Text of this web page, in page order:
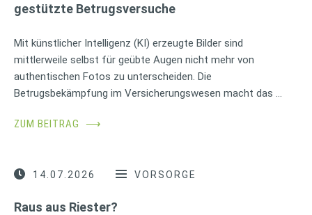
gestützte Betrugsversuche
Mit künstlicher Intelligenz (KI) erzeugte Bilder sind
mittlerweile selbst für geübte Augen nicht mehr von
authentischen Fotos zu unterscheiden. Die
Betrugsbekämpfung im Versicherungswesen macht das …
ZUM BEITRAG ⟶
14.07.2026 VORSORGE
Raus aus Riester?